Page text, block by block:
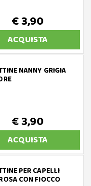
€ 3,90
ACQUISTA
NANNY GRIGIA
€ 3,90
ACQUISTA
PER CAPELLI
CON FIOCCO